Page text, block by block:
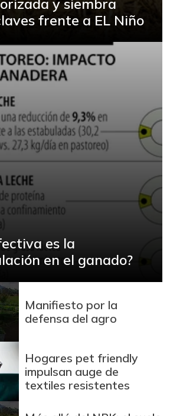
frente a EL Niño
es la
en el ganado?
Manifiesto por la
defensa del agro
Hogares pet friendly
impulsan auge de
textiles resistentes